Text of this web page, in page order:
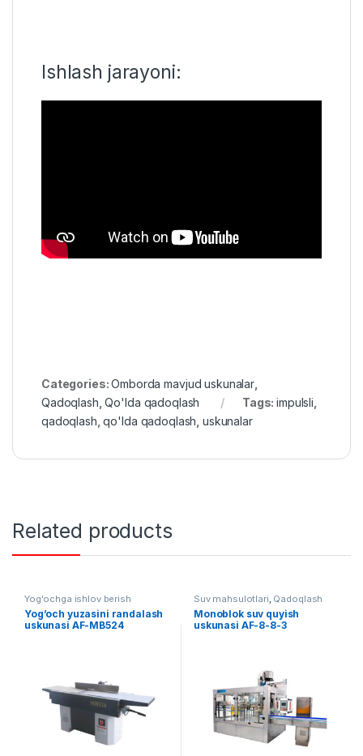
Ishlash jarayoni:
Categories:Omborda mavjud uskunalar,
Qadoqlash ,Qo'lda qadoqlash Tags:impulsli
qadoqlash ,qo'lda qadoqlash uskunalar
Related products
Yog'ochga ishlov berish
Yog’och yuzasini randalash
uskunasi AF-MB524
Suv mahsulotlari, Qadoqlash
Monoblok suv quyish
uskunasi AF-8-8-3